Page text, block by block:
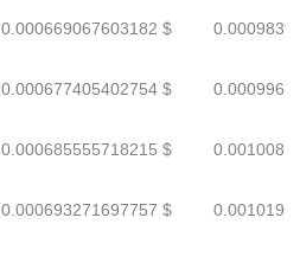
0.000669067603182 $
0.000677405402754 $
0.000685555718215 $
0.000693271697757 $